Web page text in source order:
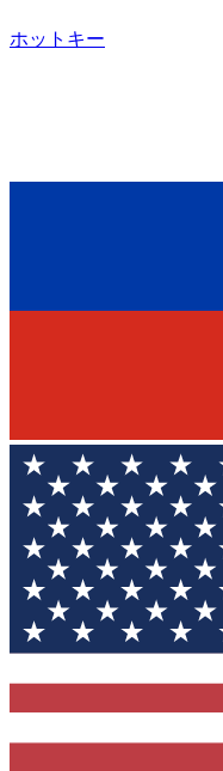
ホットキー